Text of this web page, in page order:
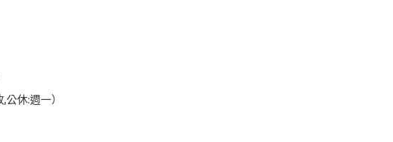
休:週一）